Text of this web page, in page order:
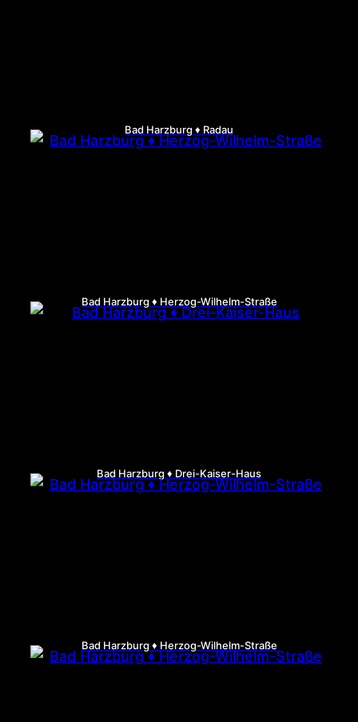
Bad Harzburg ♦ Radau
Bad Harzburg ♦ Herzog-Wilhelm-Straße
Bad Harzburg ♦ Drei-Kaiser-Haus
Bad Harzburg ♦ Herzog-Wilhelm-Straße